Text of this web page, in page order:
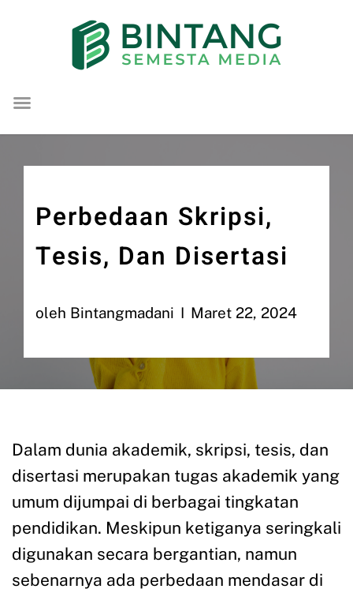
konten
Perbedaan Skripsi,
Tesis, Dan Disertasi
oleh Bintangmadani Maret 22, 2024
Dalam dunia akademik, skripsi, tesis, dan
disertasi merupakan tugas akademik yang
umum dijumpai di berbagai tingkatan
pendidikan. Meskipun ketiganya seringkali
digunakan secara bergantian, namun
sebenarnya ada perbedaan mendasar di